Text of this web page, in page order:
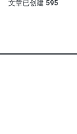
文章已创建 595